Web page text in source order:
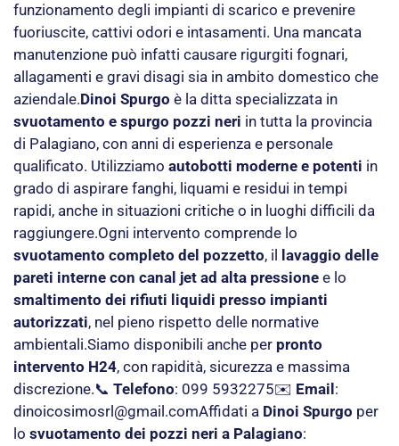
funzionamento degli impianti di scarico e prevenire
fuoriuscite, cattivi odori e intasamenti. Una mancata
manutenzione può infatti causare rigurgiti fognari,
allagamenti e gravi disagi sia in ambito domestico che
aziendale.Dinoi Spurgo è la ditta specializzata in
svuotamento e spurgo pozzi neri in tutta la provincia
di Palagiano, con anni di esperienza e personale
qualificato. Utilizziamo autobotti moderne e potenti in
grado di aspirare fanghi, liquami e residui in tempi
rapidi, anche in situazioni critiche o in luoghi difficili da
raggiungere.Ogni intervento comprende lo
svuotamento completo del pozzetto, il
lavaggio delle
pareti interne con canal jet ad alta pressione e lo
smaltimento dei rifiuti liquidi presso impianti
autorizzati, nel pieno rispetto delle normative
ambientali.Siamo disponibili anche per pronto
intervento H24, con rapidità, sicurezza e massima
discrezione.📞 Telefono: 099 5932275✉️ Email :
dinoicosimosrl@gmail.comAffidati a Dinoi Spurgo per
lo svuotamento dei pozzi neri a Palagiano: